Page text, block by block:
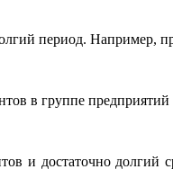
период.
в группе
и достаточно